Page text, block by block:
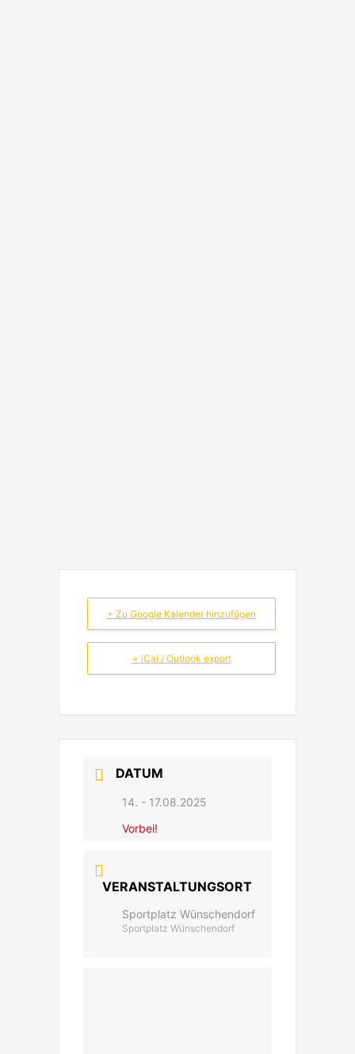
+ Zu Google Kalender hinzufügen
+ iCal / Outlook export
DATUM
14. - 17.08.2025
Vorbei!
VERANSTALTUNGSORT
Sportplatz Wünschendorf
Sportplatz Wünschendorf